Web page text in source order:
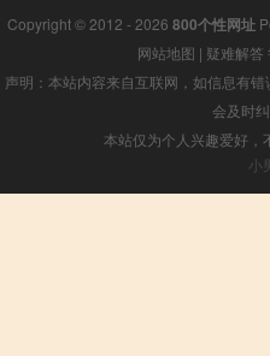
Copyright © 2012 - 2026 800个性网址
网站地图 | 疑难解答
声明：本站内容来自互联网，如信息有
会及时
本站仅为个人兴趣爱好，
小